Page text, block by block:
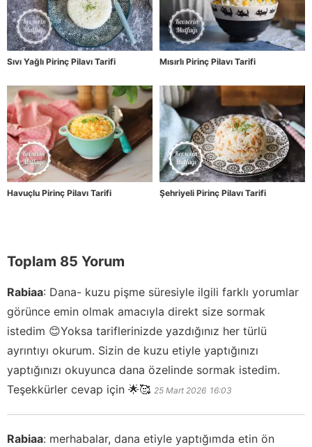
Sıvı Yağlı Pirinç Pilavı Tarifi Mısırlı Pirinç Pilavı Tarifi
Havuçlu Pirinç Pilavı Tarifi Şehriyeli Pirinç Pilavı Tarifi
Toplam 85 Yorum
Rabiaa: Dana- kuzu pişme süresiyle ilgili farklı yorumlar
görünce emin olmak amacıyla direkt size sormak
istedim 😊Yoksa tariflerinizde yazdığınız her türlü
ayrıntıyı okurum. Sizin de kuzu etiyle yaptığınızı
yaptığınızı okuyunca dana özelinde sormak istedim.
Teşekkürler cevap için 🌟🥰 25 Mart 2026 16:03
Rabiaa: merhabalar, dana etiyle yaptığımda etin ön